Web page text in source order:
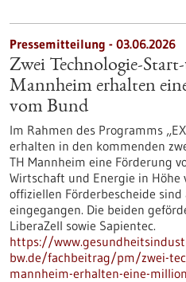
Pressemitteilung - 03.06.2026
Zwei Technologie-
Mannheim erhalten
vom Bund
Im Rahmen des Programms
erhalten in den kommenden
TH Mannheim eine Förderung
Wirtschaft und Energie in Höhe
offiziellen Förderbescheide
eingegangen. Die beiden
LiberaZell sowie Sapientec.
https://
bw.de/fachbeitrag/pm/zwei-
mannheim-erhalten-eine-